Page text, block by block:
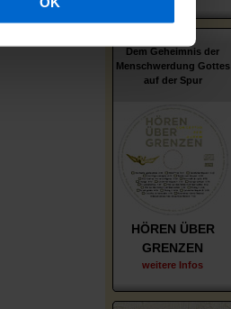
Dem Geheimnis der
Menschwerdung Gottes
auf der Spur
HÖREN ÜBER
GRENZEN
weitere Infos